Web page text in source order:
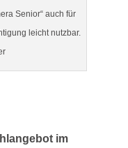
Senior“ auch für
leicht nutzbar.
im